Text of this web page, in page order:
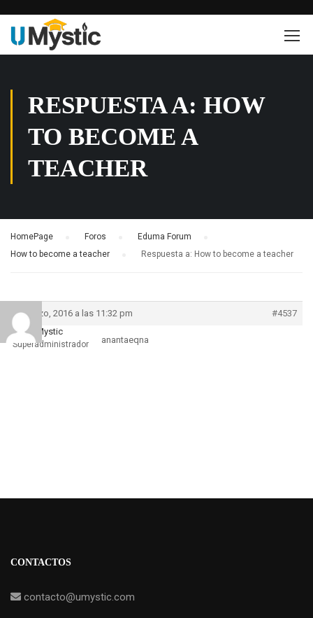
RESPUESTA A: HOW
TO BECOME A
TEACHER
HomePage Foros Eduma Forum
How to become a teacher
Respuesta a: How to become a teacher
7 marzo, 2016 a las 11:32 pm
#4537
UMystic
Superadministrador anantaeqna
CONTACTOS
contacto@umystic.com